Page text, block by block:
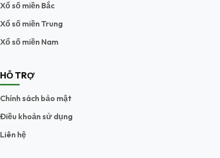
Xổ số miền Bắc
Xổ số miền Trung
Xổ số miền Nam
HỖ TRỢ
Chính sách bảo mật
Điều khoản sử dụng
Liên hệ